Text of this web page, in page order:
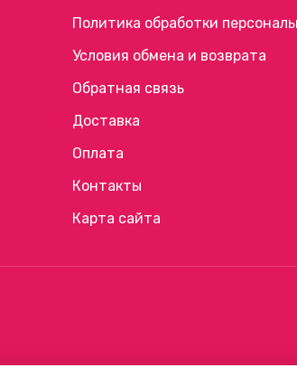
Политика обработки
Условия обмена и возврата
Обратная связь
Доставка
Оплата
Контакты
Карта сайта